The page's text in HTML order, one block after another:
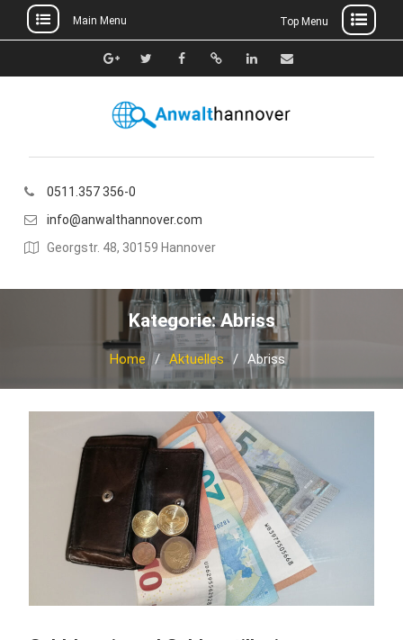
to
Main Menu Top Menu
Google+TwitterFacebook
Xing Linkedin
E-
0511.357 356-0
info@anwalthannover.com
Georgstr. 48, 30159 Hannover
Kategorie:Abriss
Home Aktuelles Abriss